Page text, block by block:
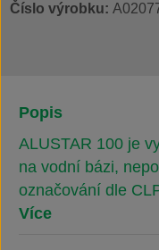
Číslo výrobku:
Popis
ALUSTAR 100 je
na vodní bázi,
označování dle
Více